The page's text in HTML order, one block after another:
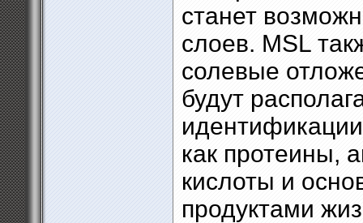
станет
слоев. MSL
солевые
будут
как протеины,
кислоты и
продуктами